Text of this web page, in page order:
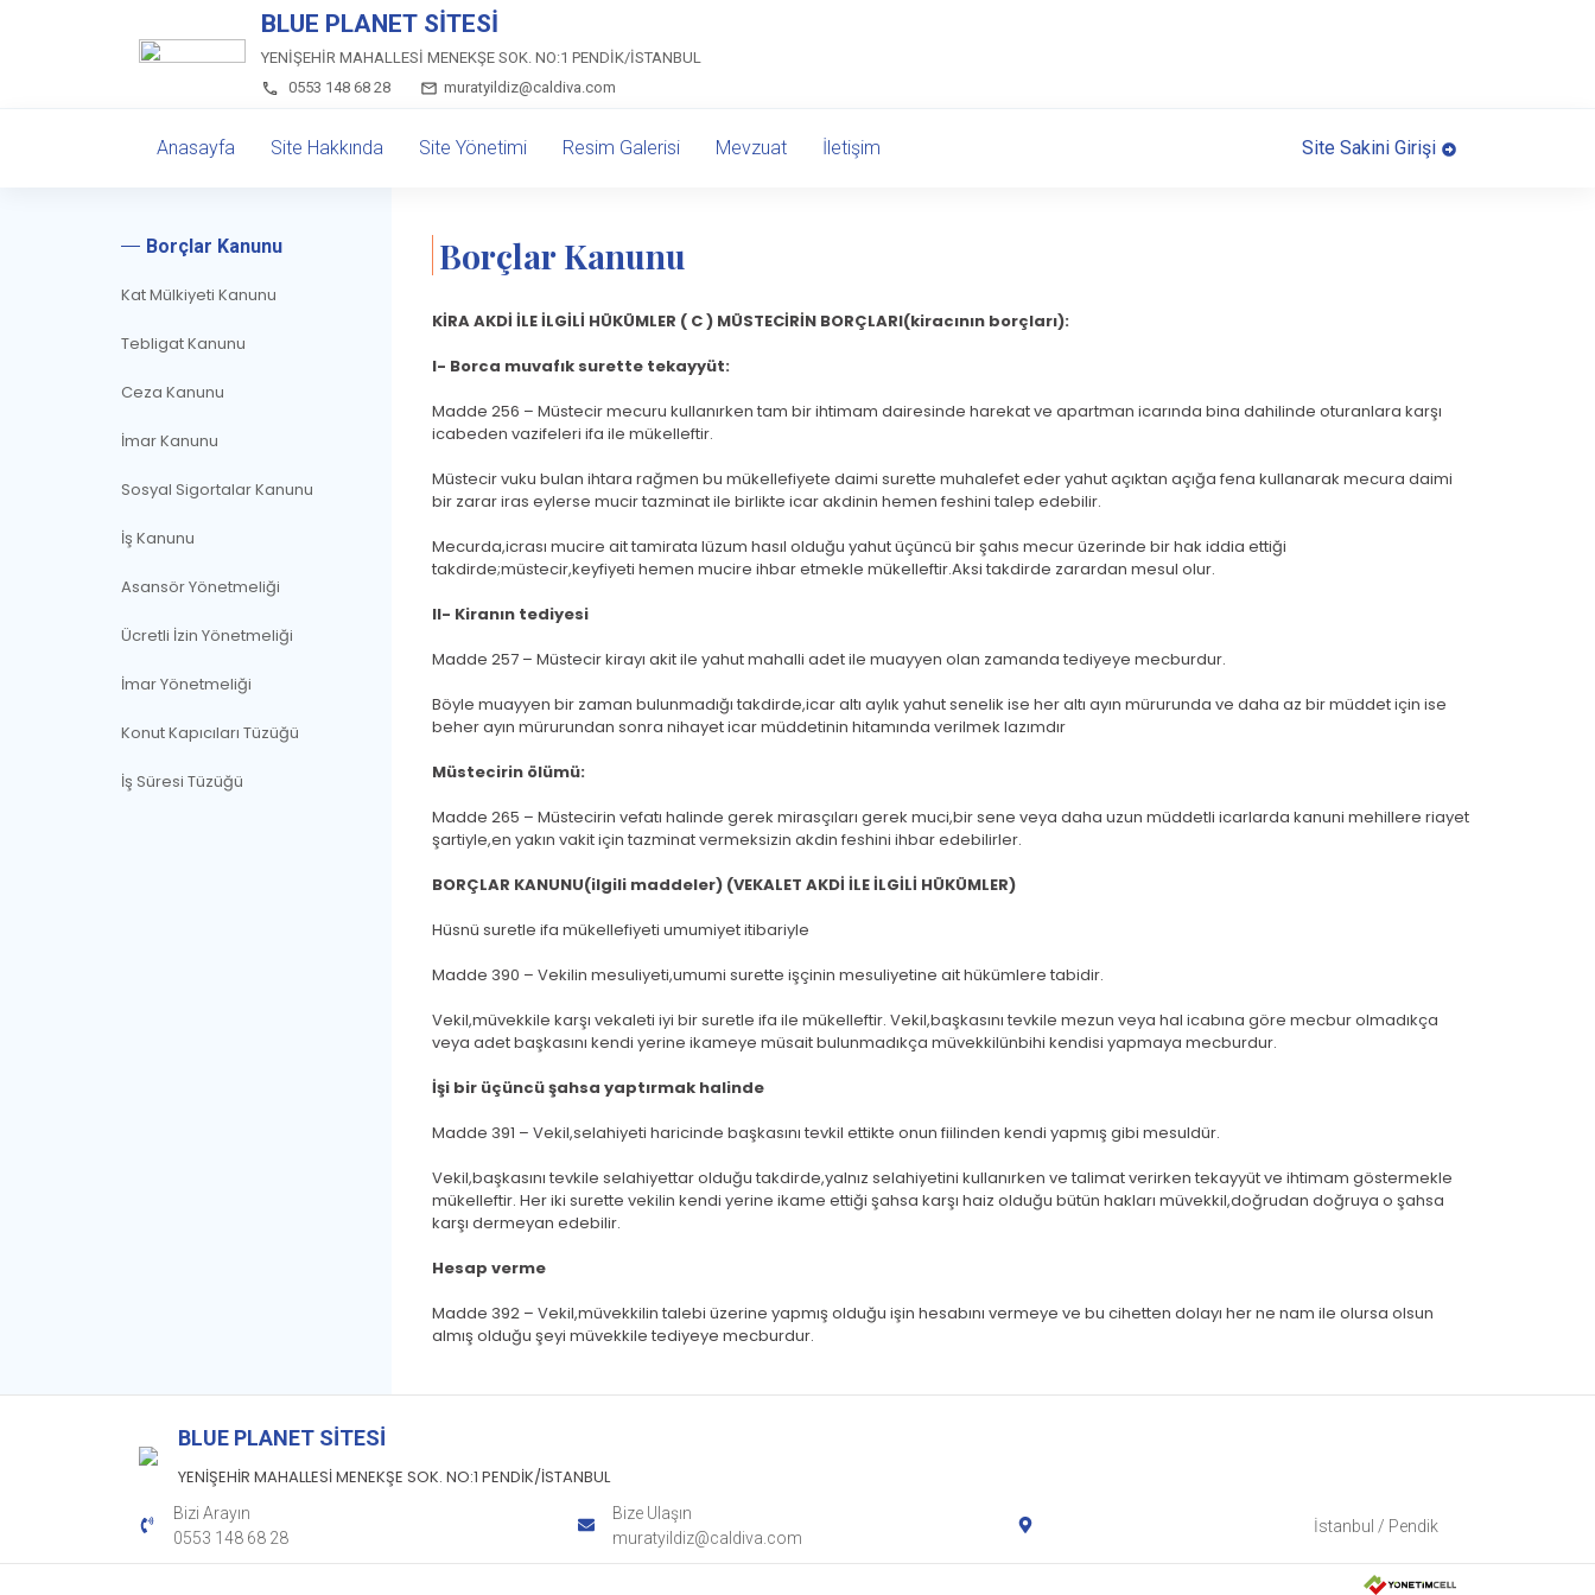
BLUE PLANET SİTESİ
YENİŞEHİR MAHALLESİ MENEKŞE SOK. NO:1 PENDİK/İSTANBUL
0553 148 68 28
muratyildiz@caldiva.com
Anasayfa Site Hakkında Site Yönetimi Resim Galerisi Mevzuat İletişim Site Sakini Girişi
Borçlar Kanunu
Kat Mülkiyeti Kanunu
Tebligat Kanunu
Ceza Kanunu
İmar Kanunu
Sosyal Sigortalar Kanunu
İş Kanunu
Asansör Yönetmeliği
Ücretli İzin Yönetmeliği
İmar Yönetmeliği
Konut Kapıcıları Tüzüğü
İş Süresi Tüzüğü
Borçlar Kanunu
KİRA AKDİ İLE İLGİLİ HÜKÜMLER ( C ) MÜSTECİRİN BORÇLARI(kiracının borçları):
I- Borca muvafık surette tekayyüt:
Madde 256 – Müstecir mecuru kullanırken tam bir ihtimam dairesinde harekat ve apartman icarında bina dahilinde oturanlara karşı
icabeden vazifeleri ifa ile mükelleftir.
Müstecir vuku bulan ihtara rağmen bu mükellefiyete daimi surette muhalefet eder yahut açıktan açığa fena kullanarak mecura daimi
bir zarar iras eylerse mucir tazminat ile birlikte icar akdinin hemen feshini talep edebilir.
Mecurda,icrası mucire ait tamirata lüzum hasıl olduğu yahut üçüncü bir şahıs mecur üzerinde bir hak iddia ettiği
takdirde;müstecir,keyfiyeti hemen mucire ihbar etmekle mükelleftir.Aksi takdirde zarardan mesul olur.
II- Kiranın tediyesi
Madde 257 – Müstecir kirayı akit ile yahut mahalli adet ile muayyen olan zamanda tediyeye mecburdur.
Böyle muayyen bir zaman bulunmadığı takdirde,icar altı aylık yahut senelik ise her altı ayın mürurunda ve daha az bir müddet için ise
beher ayın mürurundan sonra nihayet icar müddetinin hitamında verilmek lazımdır
Müstecirin ölümü:
Madde 265 – Müstecirin vefatı halinde gerek mirasçıları gerek muci,bir sene veya daha uzun müddetli icarlarda kanuni mehillere riayet
şartiyle,en yakın vakit için tazminat vermeksizin akdin feshini ihbar edebilirler.
BORÇLAR KANUNU(ilgili maddeler) (VEKALET AKDİ İLE İLGİLİ HÜKÜMLER)
Hüsnü suretle ifa mükellefiyeti umumiyet itibariyle
Madde 390 – Vekilin mesuliyeti,umumi surette işçinin mesuliyetine ait hükümlere tabidir.
Vekil,müvekkile karşı vekaleti iyi bir suretle ifa ile mükelleftir. Vekil,başkasını tevkile mezun veya hal icabına göre mecbur olmadıkça
veya adet başkasını kendi yerine ikameye müsait bulunmadıkça müvekkilünbihi kendisi yapmaya mecburdur.
İşi bir üçüncü şahsa yaptırmak halinde
Madde 391 – Vekil,selahiyeti haricinde başkasını tevkil ettikte onun fiilinden kendi yapmış gibi mesuldür.
Vekil,başkasını tevkile selahiyettar olduğu takdirde,yalnız selahiyetini kullanırken ve talimat verirken tekayyüt ve ihtimam göstermekle
mükelleftir. Her iki surette vekilin kendi yerine ikame ettiği şahsa karşı haiz olduğu bütün hakları müvekkil,doğrudan doğruya o şahsa
karşı dermeyan edebilir.
Hesap verme
Madde 392 – Vekil,müvekkilin talebi üzerine yapmış olduğu işin hesabını vermeye ve bu cihetten dolayı her ne nam ile olursa olsun
almış olduğu şeyi müvekkile tediyeye mecburdur.
BLUE PLANET SİTESİ
YENİŞEHİR MAHALLESİ MENEKŞE SOK. NO:1 PENDİK/İSTANBUL
Bizi Arayın
0553 148 68 28
Bize Ulaşın
muratyildiz@caldiva.com
İstanbul / Pendik